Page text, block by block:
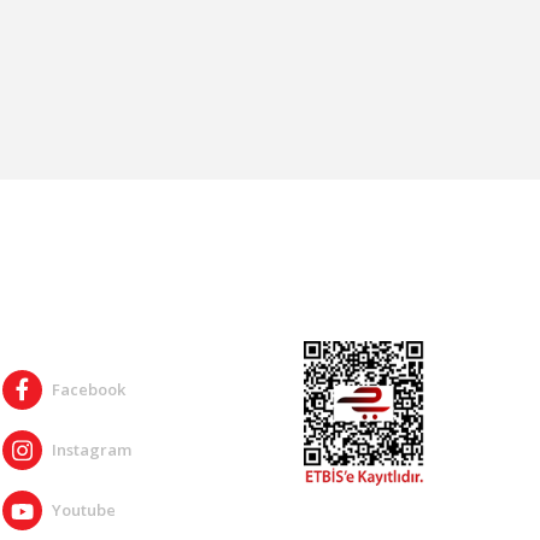
Facebook
Instagram
Youtube